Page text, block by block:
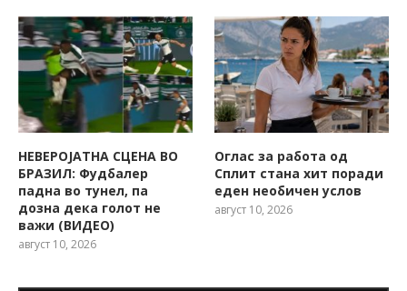
НЕВЕРОЈАТНА СЦЕНА ВО
БРАЗИЛ: Фудбалер
падна во тунел, па
дозна дека голот не
важи (ВИДЕО)
август 10, 2026
Оглас за работа од
Сплит стана хит поради
еден необичен услов
август 10, 2026